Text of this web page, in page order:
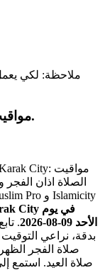
ملاحظة: لكي
مواقيت اذان الصلاة و القبلة و الاذان الصوتي.
الصلاة اذان
الأحد 09-08-2026
.
بدقة، نراعي
صلاة الفجر
صلاة العيد. استمع